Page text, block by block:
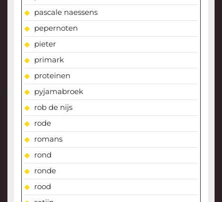
pascale naessens
pepernoten
pieter
primark
proteinen
pyjamabroek
rob de nijs
rode
romans
rond
ronde
rood